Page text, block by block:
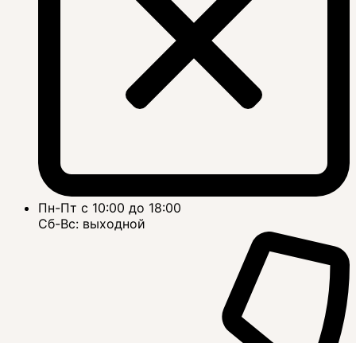
Пн-Пт с 10:00 до 18:00
Сб-Вс: выходной